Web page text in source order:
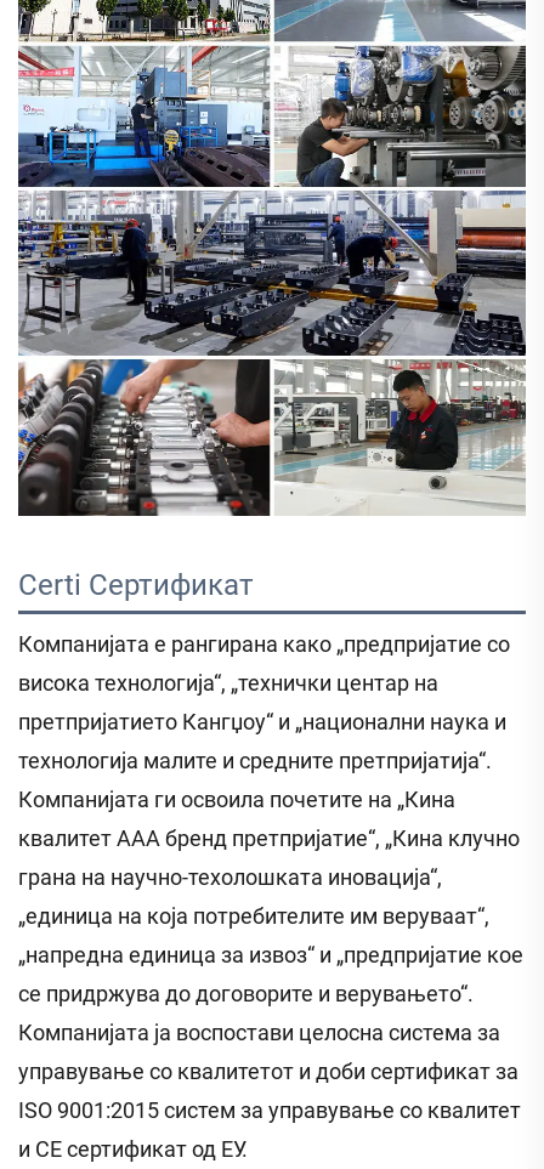
Certi Сертификат
Компанијата е рангирана како „предпријатие со
висока технологија“, „технички центар на
претпријатието Кангџоу“ и „национални наука и
технологија малите и средните претпријатија“.
Компанијата ги освоила почетите на „Кина
квалитет AAA бренд претпријатие“, „Кина клучно
грана на научно-техолошката иновација“,
„единица на која потребителите им веруваат“,
„напредна единица за извоз“ и „предпријатие кое
се придржува до договорите и верувањето“.
Компанијата ја воспостави целосна система за
управување со квалитетот и доби сертификат за
ISO 9001:2015 систем за управување со квалитет
и CE сертификат од ЕУ.